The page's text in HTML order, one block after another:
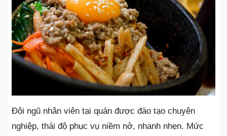
Đội ngũ nhân viên tại quán được đào tạo chuyên
nghiệp, thái độ phục vụ niềm nở, nhanh nhẹn. Mức